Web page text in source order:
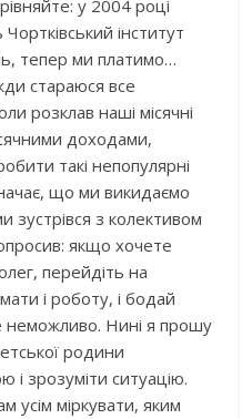
у 2004 році
інститут
тепер ми платимо…
стараюся все
розклав наші місячні
доходами,
такі непопулярні
що ми викидаємо
з колективом
якщо хочете
перейдіть на
мати і роботу, і бодай
неможливо. Нині я прошу
родини
і зрозуміти ситуацію.
усім міркувати, яким